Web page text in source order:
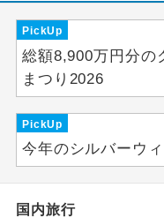
PickUp
総額8,900万円分の
まつり2026
PickUp
今年のシルバーウ
国内旅行